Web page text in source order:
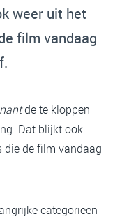
weer uit het
film vandaag
de te kloppen
Dat blijkt ook
die de film vandaag
categorieën